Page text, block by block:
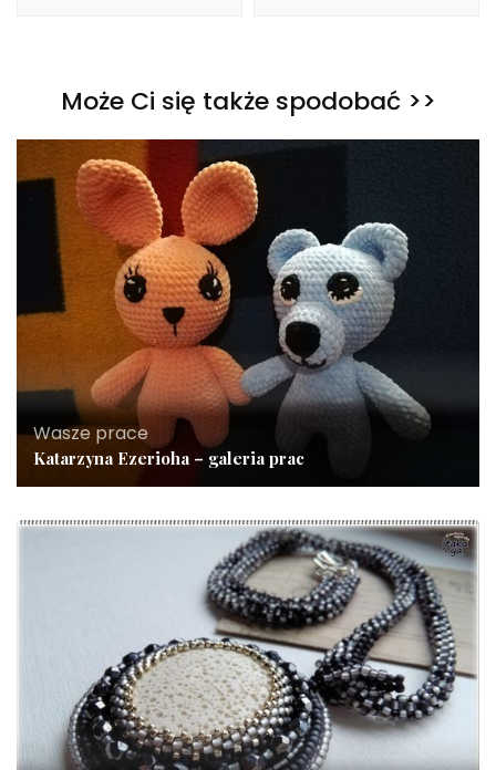
Może Ci się także spodobać >>
Wasze prace
Katarzyna Ezerioha – galeria prac